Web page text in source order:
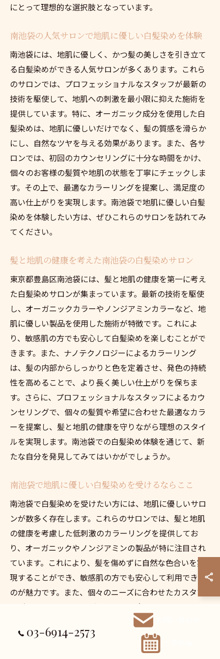
にとって理想的な選択肢となっています。
南池袋の人気サロンで地肌に優しい白髪染めを体験
南池袋には、地肌に優しく、かつ髪の美しさを引き立て
る白髪染めができる人気サロンが多くあります。これら
のサロンでは、プロフェッショナルなスタッフが最新の
技術を駆使して、地肌への刺激を最小限に抑えた施術を
提供しています。特に、オーガニック成分を使用した白
髪染めは、地肌に優しいだけでなく、髪の質感を滑らか
にし、自然なツヤを与える効果があります。また、各サ
ロンでは、初回のカウンセリングに十分な時間をかけ、
個々のお客様の髪質や地肌の状態を丁寧にチェックしま
す。その上で、最適なカラーリングを提案し、満足度の
高い仕上がりを実現します。南池袋で地肌に優しい白髪
染めを体験したい方は、ぜひこれらのサロンを訪れてみ
てください。
髪と地肌の健康を考えた南池袋の白髪染めサロン
東京都豊島区南池袋には、髪と地肌の健康を第一に考え
た白髪染めサロンが集まっています。最新の技術を駆使
し、オーガニックカラーやノンジアミンカラーなど、地
肌に優しい製品を使用した施術が特徴です。これによ
り、敏感肌の方でも安心して白髪染めを楽しむことがで
きます。また、ナノテクノロジーによるカラーリング
は、髪の内部からしっかりと色を定着させ、発色の持続
性を高めることで、より長く美しい仕上がりを保ちま
す。さらに、プロフェッショナルなスタッフによるカウ
ンセリングで、個々の髪質や希望に合わせた最適なカラ
ーを提案し、髪と地肌の健康を守りながら理想のスタイ
ルを実現します。南池袋での白髪染め体験を通じて、新
たな自分を発見してみてはいかがでしょうか。
南池袋で地肌に優しい白髪染めを受けるならここ
南池袋で白髪染めを受けたい方には、地肌に優しいサロ
ンが数多く存在します。これらのサロンでは、髪と地肌
の健康を考慮した低刺激のカラーリングを提供してお
り、オーガニックやノンジアミンの製品が特に注目され
ています。これにより、髪を傷めずに自然な色合いを実
現することができ、敏感肌の方でも安心して利用できる
のが魅力です。また、個々のニーズに合わせたカスタマ
イズされたカラーリングプランを用意しており、プロフ
ェッショナルなアドバイスを受けながら、理想の髪色を
実現できます。最新の技術を取り入れたサロンで、高品
質な白髪染め体験を楽しみつつ、髪と地肌の健康を守り
03-6914-2573